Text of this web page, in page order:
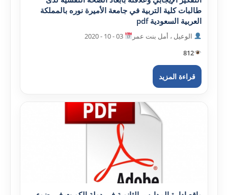
طالبات کلية التربية في جامعة الأميرة نوره بالمملکة
العربية السعودية pdf
الوعيل ، أمل بنت عمر
812
قراءة المزيد